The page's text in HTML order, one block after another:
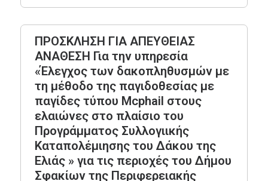
ΠΡΟΣΚΛΗΣΗ ΓΙΑ ΑΠΕΥΘΕΙΑΣ
ΑΝΑΘΕΣΗ Για την υπηρεσία
«Έλεγχος των δακοπληθυσμών με
τη μέθοδο της παγιδοθεσίας με
παγίδες τύπου Mcphail στους
ελαιώνες στο πλαίσιο του
Προγράμματος Συλλογιικής
Καταπολέμιησης του Δάκου της
Ελιάς » για τις περιοχές του Δήμου
Σφακίων της Περιφερειακής